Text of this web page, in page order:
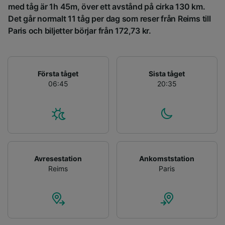
med tåg är 1h 45m, över ett avstånd på cirka 130 km.
Det går normalt 11 tåg per dag som reser från Reims till
Paris och biljetter börjar från 172,73 kr.
Första tåget
06:45
Sista tåget
20:35
Avresestation
Reims
Ankomststation
Paris
Lista över partner (leverantörer)